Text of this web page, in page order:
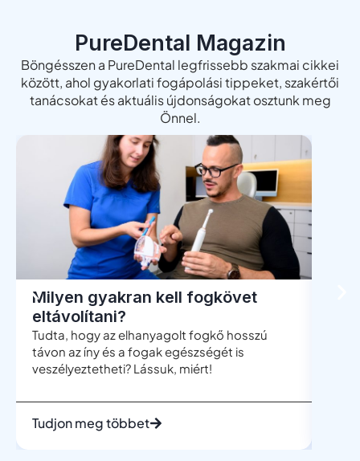
PureDental Magazin
Böngésszen a PureDental legfrissebb szakmai cikkei
között, ahol gyakorlati fogápolási tippeket, szakértői
tanácsokat és aktuális újdonságokat osztunk meg
Önnel.
Milyen gyakran kell fogkövet
eltávolítani?
Tudta, hogy az elhanyagolt fogkő hosszú
távon az íny és a fogak egészségét is
veszélyeztetheti? Lássuk, miért!
Tudjon meg többet